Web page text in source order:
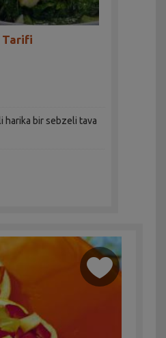
Tarifi
harika bir sebzeli tava